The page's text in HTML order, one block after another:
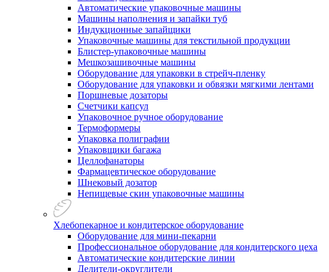
Автоматические упаковочные машины
Машины наполнения и запайки туб
Индукционные запайщики
Упаковочные машины для текстильной продукции
Блистер-упаковочные машины
Мешкозашивочные машины
Оборудование для упаковки в стрейч-пленку
Оборудование для упаковки и обвязки мягкими лентами
Поршневые дозаторы
Счетчики капсул
Упаковочное ручное оборудование
Термоформеры
Упаковка полиграфии
Упаковщики багажа
Целлофанаторы
Фармацевтическое оборудование
Шнековый дозатор
Непищевые скин упаковочные машины
Хлебопекарное и кондитерское оборудование
Оборудование для мини-пекарни
Профессиональное оборудование для кондитерского цеха
Автоматические кондитерские линии
Делители-округлители